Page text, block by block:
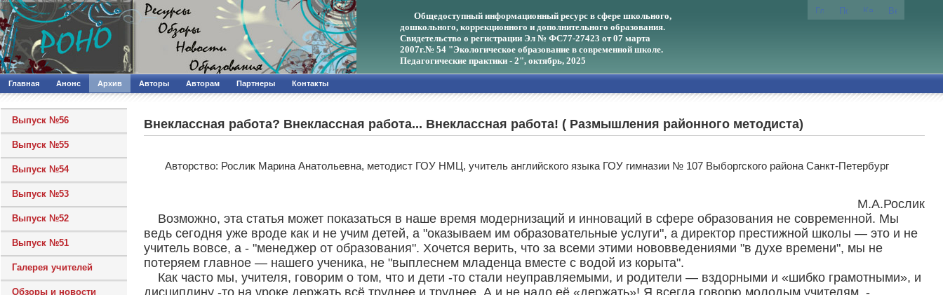
Общедоступный информационный ресурс в сфере школьного,
дошкольного, коррекционного и дополнительного образования.
Свидетельство о регистрации Эл № ФС77-27423 от 07 марта
2007г.№ 54 "Экологическое образование в современной школе.
Педагогические практики - 2", октябрь, 2025
Главная Анонс Архив Авторы Авторам Партнеры Контакты
Выпуск №56
Выпуск №55
Выпуск №54
Выпуск №53
Выпуск №52
Выпуск №51
Галерея учителей
Обзоры и новости
Внеклассная работа? Внеклассная работа... Внеклассная работа! ( Размышления районного методиста)
Авторcтво: Рослик Марина Анатольевна, методист ГОУ НМЦ, учитель английского языка ГОУ гимназии № 107 Выборгского района Санкт-Петербург
М.А.Рослик
Возможно, эта статья может показаться в наше время модернизаций и инноваций в сфере образования не современной. Мы
ведь сегодня уже вроде как и не учим детей, а "оказываем им образовательные услуги", а директор престижной школы — это и не
учитель вовсе, а - "менеджер от образования". Хочется верить, что за всеми этими нововведениями "в духе времени", мы не
потеряем главное — нашего ученика, не "выплеснем младенца вместе с водой из корыта".
Как часто мы, учителя, говорим о том, что и дети -то стали неуправляемыми, и родители — вздорными и «шибко грамотными», и
дисциплину -то на уроке держать всё труднее и труднее. А и не надо её «держать»! Я всегда говорю молодым учителям, -